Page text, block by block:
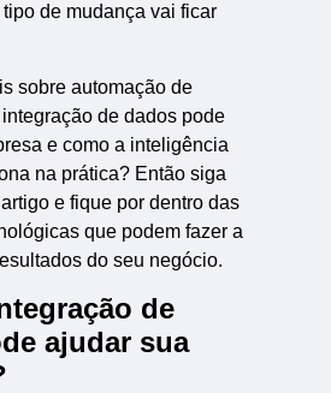
de mudança vai ficar
sobre automação de
de dados pode
e como a inteligência
na prática? Então siga
e fique por dentro das
que podem fazer a
do seu negócio.
de
ajudar sua